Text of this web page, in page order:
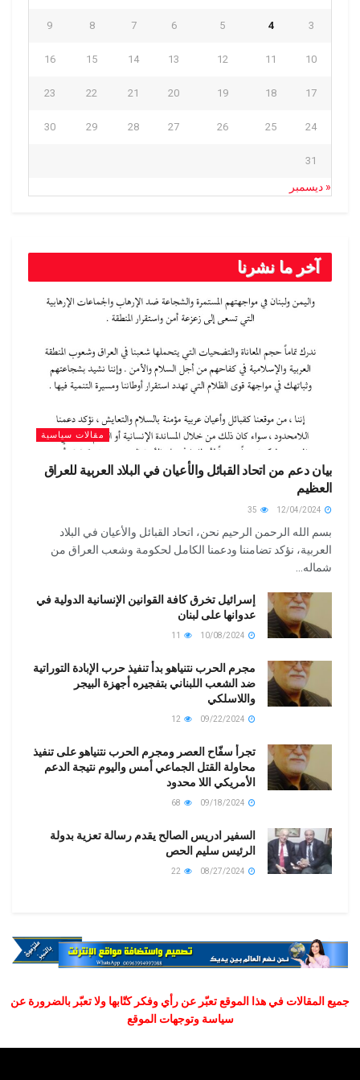
3
4
5
6
7
8
9
10
11
12
13
14
15
16
17
18
19
20
21
22
23
24
25
26
27
28
29
30
31
« ديسمبر
آخر ما نشرنا
مقالات سياسية
بيان دعم من اتحاد القبائل والأعيان في البلاد العربية للعراق
العظيم
بسم الله الرحمن الرحيم نحن، اتحاد القبائل والأعيان في البلاد
العربية، نؤكد تضامننا ودعمنا الكامل لحكومة وشعب العراق من
شماله...
إسرائيل تخرق كافة القوانين الإنسانية الدولية في
عدوانها على لبنان
مجرم الحرب نتنياهو بدأ تنفيذ حرب الإبادة التوراتية
ضد الشعب اللبناني بتفجيره أجهزة البيجر
واللاسلكي
تجرأ سفّاح العصر ومجرم الحرب نتنياهو على تنفيذ
محاولة القتل الجماعي أمس واليوم نتيجة الدعم
الأمريكي اللا محدود
السفير ادريس الصالح يقدم رسالة تعزية بدولة
الرئيس سليم الحص
جميع المقالات في هذا الموقع تعبّر عن رأي وفكر كتّابها ولا تعبّر بالضرورة عن
سياسة وتوجهات الموقع